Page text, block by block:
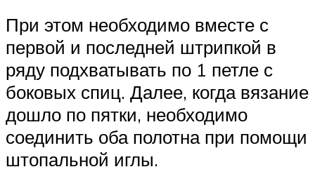
При этом необходимо вместе с
первой и последней штрипкой в
ряду подхватывать по 1 петле с
боковых спиц. Далее, когда вязание
дошло по пятки, необходимо
соединить оба полотна при помощи
штопальной иглы.